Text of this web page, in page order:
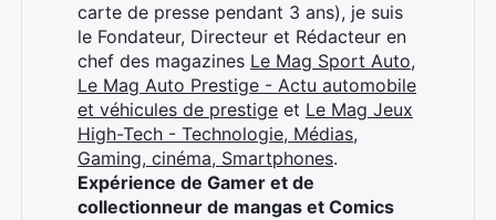
carte de presse pendant 3 ans), je suis
le Fondateur, Directeur et Rédacteur en
chef des magazines Le Mag Sport Auto,
Le Mag Auto Prestige - Actu automobile
et véhicules de prestige et Le Mag Jeux
High-Tech - Technologie, Médias,
Gaming, cinéma, Smartphones.
Expérience de Gamer et de
collectionneur de mangas et Comics